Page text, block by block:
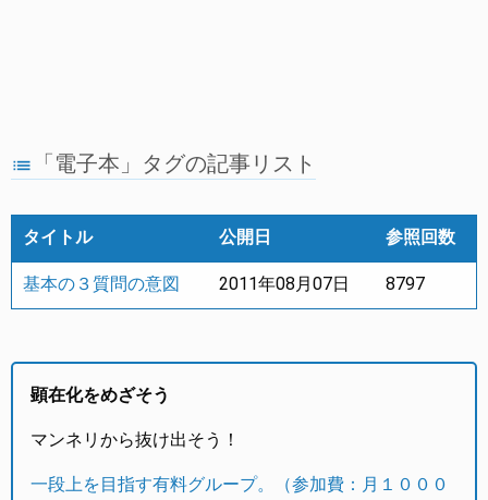
list 「電子本」タグの記事リスト
タイトル 公開日 参照回数
基本の３質問の意図 2011年08月07日 8797
顕在化をめざそう
マンネリから抜け出そう！
一段上を目指す有料グループ。（参加費：月１０００